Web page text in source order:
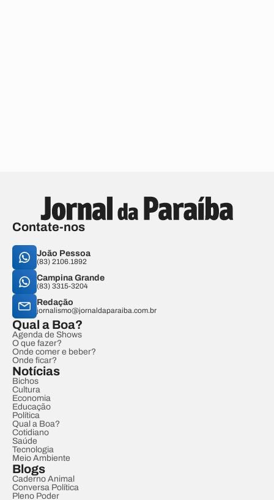
Contate-nos
João Pessoa
(83) 2106.1892
Campina Grande
(83) 3315-3204
Redação
jornalismo@jornaldaparaiba.com.br
Qual a Boa?
Agenda de Shows
O que fazer?
Onde comer e beber?
Onde ficar?
Notícias
Bichos
Cultura
Economia
Educação
Política
Qual a Boa?
Cotidiano
Saúde
Tecnologia
Meio Ambiente
Blogs
Caderno Animal
Conversa Política
Pleno Poder